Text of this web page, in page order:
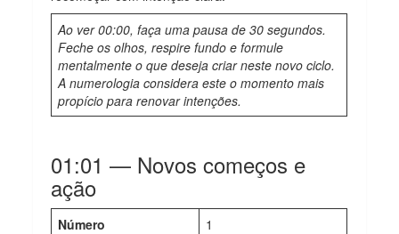
Ao ver 00:00, faça uma pausa de 30 segundos.
Feche os olhos, respire fundo e formule
mentalmente o que deseja criar neste novo ciclo.
A numerologia considera este o momento mais
propício para renovar intenções.
01:01 — Novos começos e
ação
Número
1